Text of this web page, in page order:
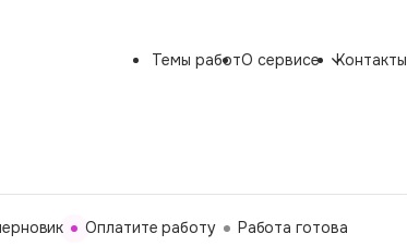
Темы работО сервисе Контакты
Оплатите работу Работа готова